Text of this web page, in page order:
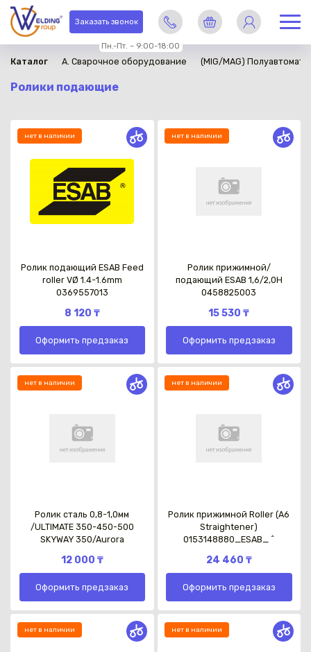
Заказать звонок
Пн.-Пт. – 9:00-18:00
Каталог A. Сварочное оборудование (MIG/MAG)
Ролики подающие
нет в наличии
Ролик подающий ESAB Feed
roller VØ 1.4-1.6mm
0369557013
8 120 ₸
Оформить предзаказ
нет в наличии
Ролик прижимной/
подающий ESAB 1,6/2,0H
0458825003
15 530 ₸
Оформить предзаказ
нет в наличии
Ролик сталь 0,8-1,0мм
/ULTIMATE 350-450-500
SKYWAY 350/Aurora
12 000 ₸
Оформить предзаказ
нет в наличии
Ролик прижимной Roller (A6
Straightener)
0153148880_ESAB_ ^
24 460 ₸
Оформить предзаказ
нет в наличии нет в наличии